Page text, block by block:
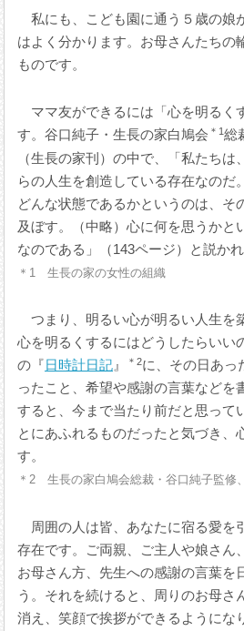
私にも、こども園に通う５歳の娘
はよく分かります。お母さんたちの
ものです。
ママ友ができるには「心を明るく
す。谷口純子・生長の家白鳩会 ＊1総
（生長の家刊）の中で、「私たちは
らの人生を創造している存在なのだ
どんな状態であるかというのは、そ
及ぼす。（中略）心に何を思うかと
なのである」（143ページ）と説かれ
＊1 生長の家の女性の組織
つまり、明るい心が明るい人生を
心を明るくするにはどうしたらいい
の『日時計日記 』 ＊2に、その日あっ
ったこと、希望や感謝の言葉などを
すると、今まで当たり前だと思って
とにあふれるものだったと気づき、
す。
＊2 生長の家白鳩会総裁・谷口純子監修
周囲の人は皆、あなたに宿る愛を
存在です。ご両親、ご主人や娘さん
お母さん方、先生への感謝の言葉を
う。それを続けると、周りのお母さ
消え、笑顔で挨拶ができるようにな